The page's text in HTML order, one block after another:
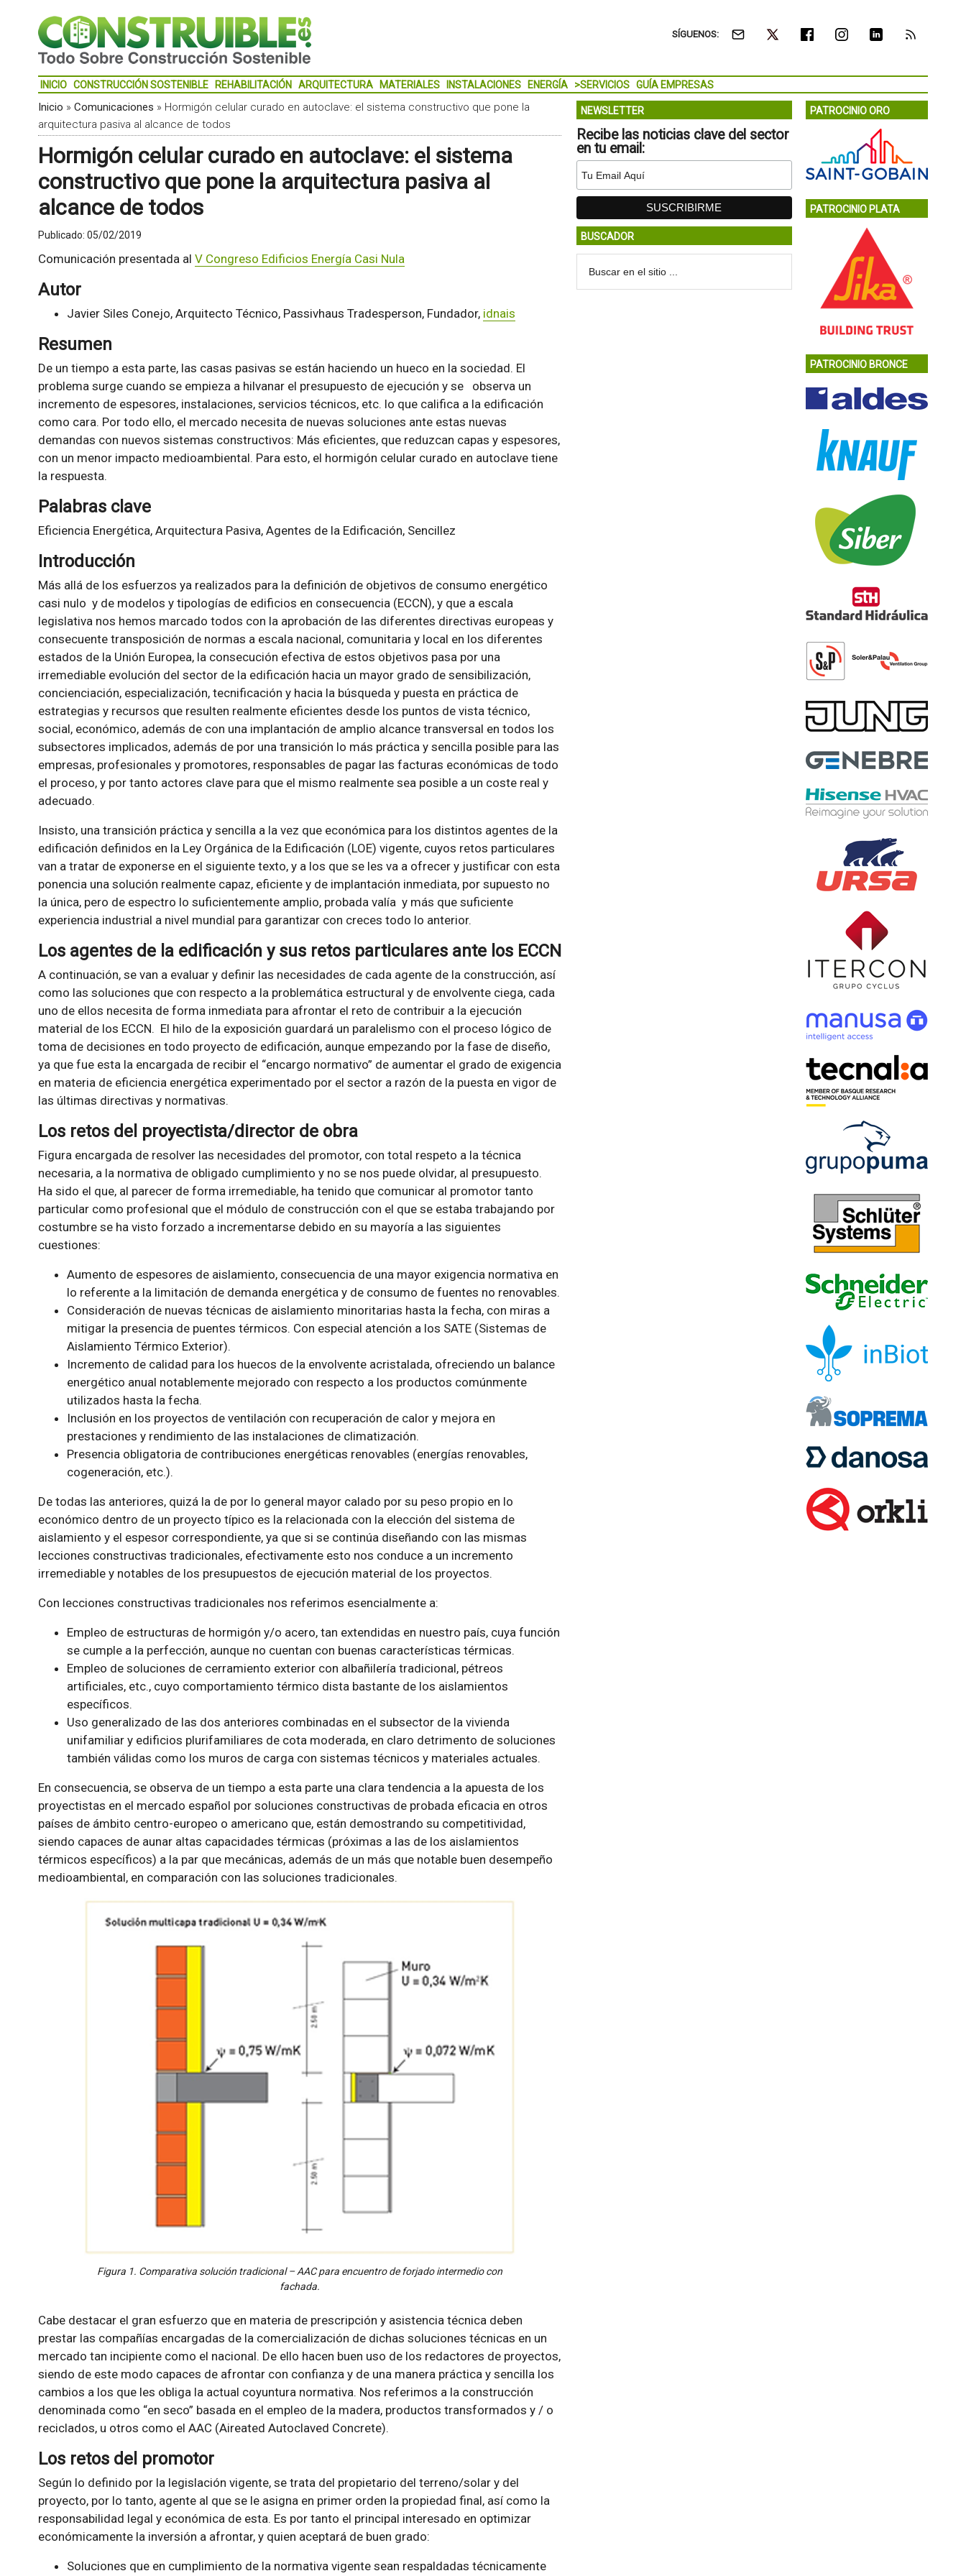
SÍGUENOS:
INICIO CONSTRUCCIÓN SOSTENIBLE REHABILITACIÓN ARQUITECTURA MATERIALES INSTALACIONES ENERGÍA >SERVICIOS GUÍA EMPRESAS
Inicio » Comunicaciones » Hormigón celular curado en autoclave: el sistema constructivo que pone la
arquitectura pasiva al alcance de todos
Hormigón celular curado en autoclave: el sistema
constructivo que pone la arquitectura pasiva al
alcance de todos
Publicado: 05/02/2019
Comunicación presentada al V Congreso Edificios Energía Casi Nula
Autor
Javier Siles Conejo, Arquitecto Técnico, Passivhaus Tradesperson, Fundador, idnais
Resumen
De un tiempo a esta parte, las casas pasivas se están haciendo un hueco en la sociedad. El
problema surge cuando se empieza a hilvanar el presupuesto de ejecución y se observa un
incremento de espesores, instalaciones, servicios técnicos, etc. lo que califica a la edificación
como cara. Por todo ello, el mercado necesita de nuevas soluciones ante estas nuevas
demandas con nuevos sistemas constructivos: Más eficientes, que reduzcan capas y espesores,
con un menor impacto medioambiental. Para esto, el hormigón celular curado en autoclave tiene
la respuesta.
Palabras clave
Eficiencia Energética, Arquitectura Pasiva, Agentes de la Edificación, Sencillez
Introducción
Más allá de los esfuerzos ya realizados para la definición de objetivos de consumo energético
casi nulo y de modelos y tipologías de edificios en consecuencia (ECCN), y que a escala
legislativa nos hemos marcado todos con la aprobación de las diferentes directivas europeas y
consecuente transposición de normas a escala nacional, comunitaria y local en los diferentes
estados de la Unión Europea, la consecución efectiva de estos objetivos pasa por una
irremediable evolución del sector de la edificación hacia un mayor grado de sensibilización,
concienciación, especialización, tecnificación y hacia la búsqueda y puesta en práctica de
estrategias y recursos que resulten realmente eficientes desde los puntos de vista técnico,
social, económico, además de con una implantación de amplio alcance transversal en todos los
subsectores implicados, además de por una transición lo más práctica y sencilla posible para las
empresas, profesionales y promotores, responsables de pagar las facturas económicas de todo
el proceso, y por tanto actores clave para que el mismo realmente sea posible a un coste real y
adecuado.
Insisto, una transición práctica y sencilla a la vez que económica para los distintos agentes de la
edificación definidos en la Ley Orgánica de la Edificación (LOE) vigente, cuyos retos particulares
van a tratar de exponerse en el siguiente texto, y a los que se les va a ofrecer y justificar con esta
ponencia una solución realmente capaz, eficiente y de implantación inmediata, por supuesto no
la única, pero de espectro lo suficientemente amplio, probada valía y más que suficiente
experiencia industrial a nivel mundial para garantizar con creces todo lo anterior.
Los agentes de la edificación y sus retos particulares ante los ECCN
A continuación, se van a evaluar y definir las necesidades de cada agente de la construcción, así
como las soluciones que con respecto a la problemática estructural y de envolvente ciega, cada
uno de ellos necesita de forma inmediata para afrontar el reto de contribuir a la ejecución
material de los ECCN. El hilo de la exposición guardará un paralelismo con el proceso lógico de
toma de decisiones en todo proyecto de edificación, aunque empezando por la fase de diseño,
ya que fue esta la encargada de recibir el “encargo normativo” de aumentar el grado de exigencia
en materia de eficiencia energética experimentado por el sector a razón de la puesta en vigor de
las últimas directivas y normativas.
Los retos del proyectista/director de obra
Figura encargada de resolver las necesidades del promotor, con total respeto a la técnica
necesaria, a la normativa de obligado cumplimiento y no se nos puede olvidar, al presupuesto.
Ha sido el que, al parecer de forma irremediable, ha tenido que comunicar al promotor tanto
particular como profesional que el módulo de construcción con el que se estaba trabajando por
costumbre se ha visto forzado a incrementarse debido en su mayoría a las siguientes
cuestiones:
Aumento de espesores de aislamiento, consecuencia de una mayor exigencia normativa en
lo referente a la limitación de demanda energética y de consumo de fuentes no renovables.
Consideración de nuevas técnicas de aislamiento minoritarias hasta la fecha, con miras a
mitigar la presencia de puentes térmicos. Con especial atención a los SATE (Sistemas de
Aislamiento Térmico Exterior).
Incremento de calidad para los huecos de la envolvente acristalada, ofreciendo un balance
energético anual notablemente mejorado con respecto a los productos comúnmente
utilizados hasta la fecha.
Inclusión en los proyectos de ventilación con recuperación de calor y mejora en
prestaciones y rendimiento de las instalaciones de climatización.
Presencia obligatoria de contribuciones energéticas renovables (energías renovables,
cogeneración, etc.).
De todas las anteriores, quizá la de por lo general mayor calado por su peso propio en lo
económico dentro de un proyecto típico es la relacionada con la elección del sistema de
aislamiento y el espesor correspondiente, ya que si se continúa diseñando con las mismas
lecciones constructivas tradicionales, efectivamente esto nos conduce a un incremento
irremediable y notables de los presupuestos de ejecución material de los proyectos.
Con lecciones constructivas tradicionales nos referimos esencialmente a:
Empleo de estructuras de hormigón y/o acero, tan extendidas en nuestro país, cuya función
se cumple a la perfección, aunque no cuentan con buenas características térmicas.
Empleo de soluciones de cerramiento exterior con albañilería tradicional, pétreos
artificiales, etc., cuyo comportamiento térmico dista bastante de los aislamientos
específicos.
Uso generalizado de las dos anteriores combinadas en el subsector de la vivienda
unifamiliar y edificios plurifamiliares de cota moderada, en claro detrimento de soluciones
también válidas como los muros de carga con sistemas técnicos y materiales actuales.
En consecuencia, se observa de un tiempo a esta parte una clara tendencia a la apuesta de los
proyectistas en el mercado español por soluciones constructivas de probada eficacia en otros
países de ámbito centro-europeo o americano que, están demostrando su competitividad,
siendo capaces de aunar altas capacidades térmicas (próximas a las de los aislamientos
térmicos específicos) a la par que mecánicas, además de un más que notable buen desempeño
medioambiental, en comparación con las soluciones tradicionales.
Figura 1. Comparativa solución tradicional – AAC para encuentro de forjado intermedio con
fachada.
Cabe destacar el gran esfuerzo que en materia de prescripción y asistencia técnica deben
prestar las compañías encargadas de la comercialización de dichas soluciones técnicas en un
mercado tan incipiente como el nacional. De ello hacen buen uso de los redactores de proyectos,
siendo de este modo capaces de afrontar con confianza y de una manera práctica y sencilla los
cambios a los que les obliga la actual coyuntura normativa. Nos referimos a la construcción
denominada como “en seco” basada en el empleo de la madera, productos transformados y / o
reciclados, u otros como el AAC (Aireated Autoclaved Concrete).
Los retos del promotor
Según lo definido por la legislación vigente, se trata del propietario del terreno/solar y del
proyecto, por lo tanto, agente al que se le asigna en primer orden la propiedad final, así como la
responsabilidad legal y económica de esta. Es por tanto el principal interesado en optimizar
económicamente la inversión a afrontar, y quien aceptará de buen grado:
Soluciones que en cumplimiento de la normativa vigente sean respaldadas técnicamente
NEWSLETTER
Recibe las noticias clave del sector
en tu email:
BUSCADOR
PATROCINIO ORO
PATROCINIO PLATA
PATROCINIO BRONCE